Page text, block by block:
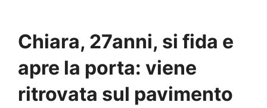
Chiara, 27anni, si fida e
apre la porta: viene
ritrovata sul pavimento